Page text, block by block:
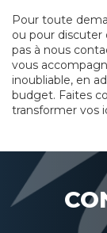
Pour toute
ou pour
pas à nous
vous
inoubliable, en
budget. Faites
transformer vos